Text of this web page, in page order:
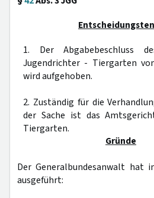
1. Der Abgabebeschluss
Jugendrichter - Tiergarten
wird aufgehoben.
2. Zuständig für die
der Sache ist das
Tiergarten.
Gründe
Der Generalbundesanwalt hat
ausgeführt: